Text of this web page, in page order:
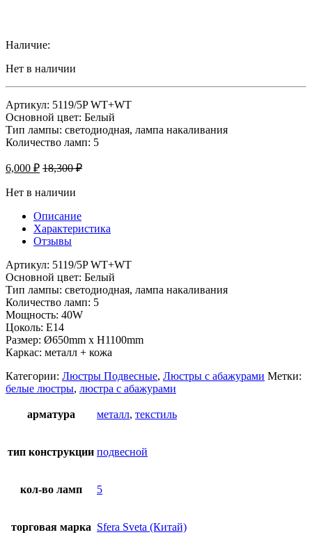
Наличие:
Нет в наличии
Артикул: 5119/5P WT+WT
Основной цвет: Белый
Тип лампы: светодиодная, лампа накаливания
Количество ламп: 5
6,000 ₽ 18,300₽
Нет в наличии
Описание
Характеристика
Отзывы
Артикул: 5119/5P WT+WT
Основной цвет: Белый
Тип лампы: светодиодная, лампа накаливания
Количество ламп: 5
Мощность: 40W
Цоколь: Е14
Размер: Ø650mm x H1100mm
Каркас: металл + кожа
Категории: Люстры Подвесные, Люстры с абажурами Метки:
белые люстры, люстра с абажурами
арматура металл, текстиль
тип конструкции подвесной
кол-во ламп 5
торговая марка Sfera Sveta (Китай)